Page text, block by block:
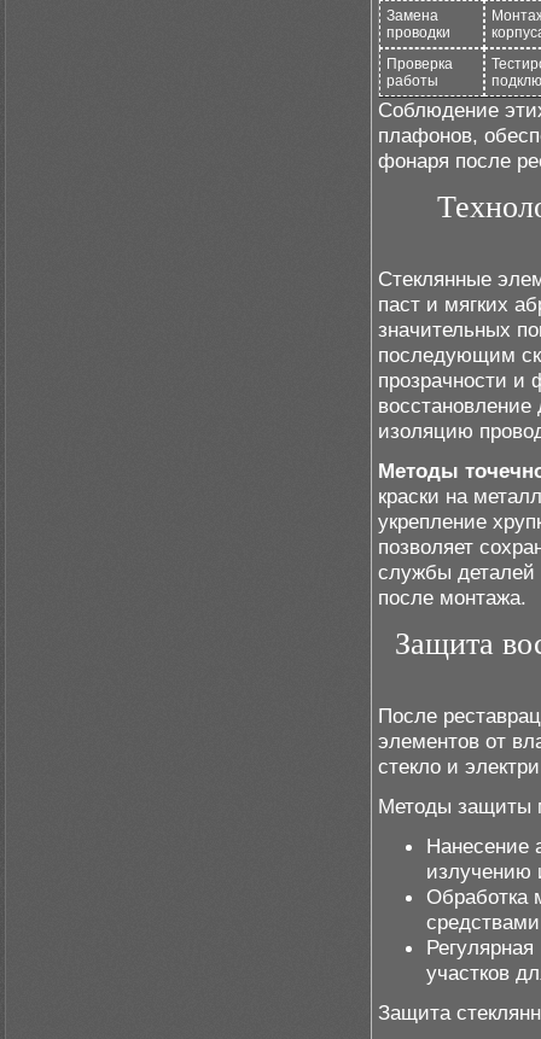
Замена
проводки
Проверка
работы
Соблюдение
плафонов,
фонаря после
Стеклянные
паст и мягких
значительных
последующим
прозрачности и
изоляцию
Методы
краски на
укрепление
позволяет
службы деталей
после монтажа.
Защита
После
элементов от
стекло и
Методы защиты
Нанесение
излучению
Обработка
участков
Защита